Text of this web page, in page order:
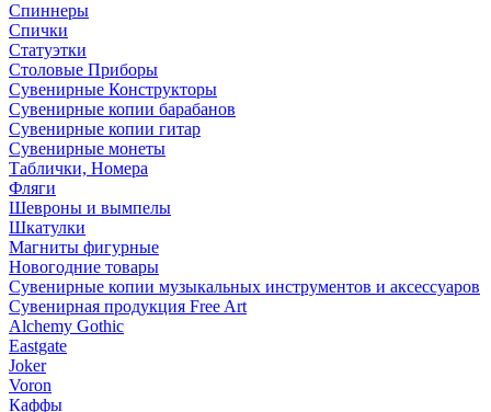
Спиннеры
Спички
Статуэтки
Столовые Приборы
Сувенирные Конструкторы
Сувенирные копии барабанов
Сувенирные копии гитар
Сувенирные монеты
Таблички, Номера
Фляги
Шевроны и вымпелы
Шкатулки
Магниты фигурные
Новогодние товары
Сувенирные копии музыкальных инструментов и аксессуаров
Сувенирная продукция Free Art
Alchemy Gothic
Eastgate
Joker
Voron
Каффы